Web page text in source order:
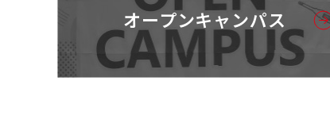
オープンキャンパス